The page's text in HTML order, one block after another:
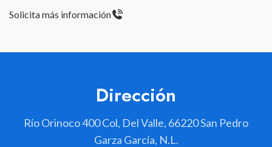
Solicita más información
Dirección
Río Orinoco 400 Col, Del Valle, 66220 San Pedro
Garza García, N.L.